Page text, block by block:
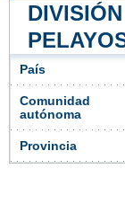
País
Comunidad
autónoma
Provincia